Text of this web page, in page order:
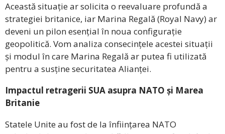
Această situație ar solicita o reevaluare profundă a
strategiei britanice, iar Marina Regală (Royal Navy) ar
deveni un pilon esențial în noua configurație
geopolitică. Vom analiza consecințele acestei situații
și modul în care Marina Regală ar putea fi utilizată
pentru a susține securitatea Alianței.
Impactul retragerii SUA asupra NATO și Marea
Britanie
Statele Unite au fost de la înființarea NATO